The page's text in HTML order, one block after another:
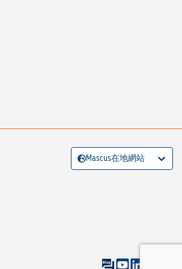
Mascus在地網站